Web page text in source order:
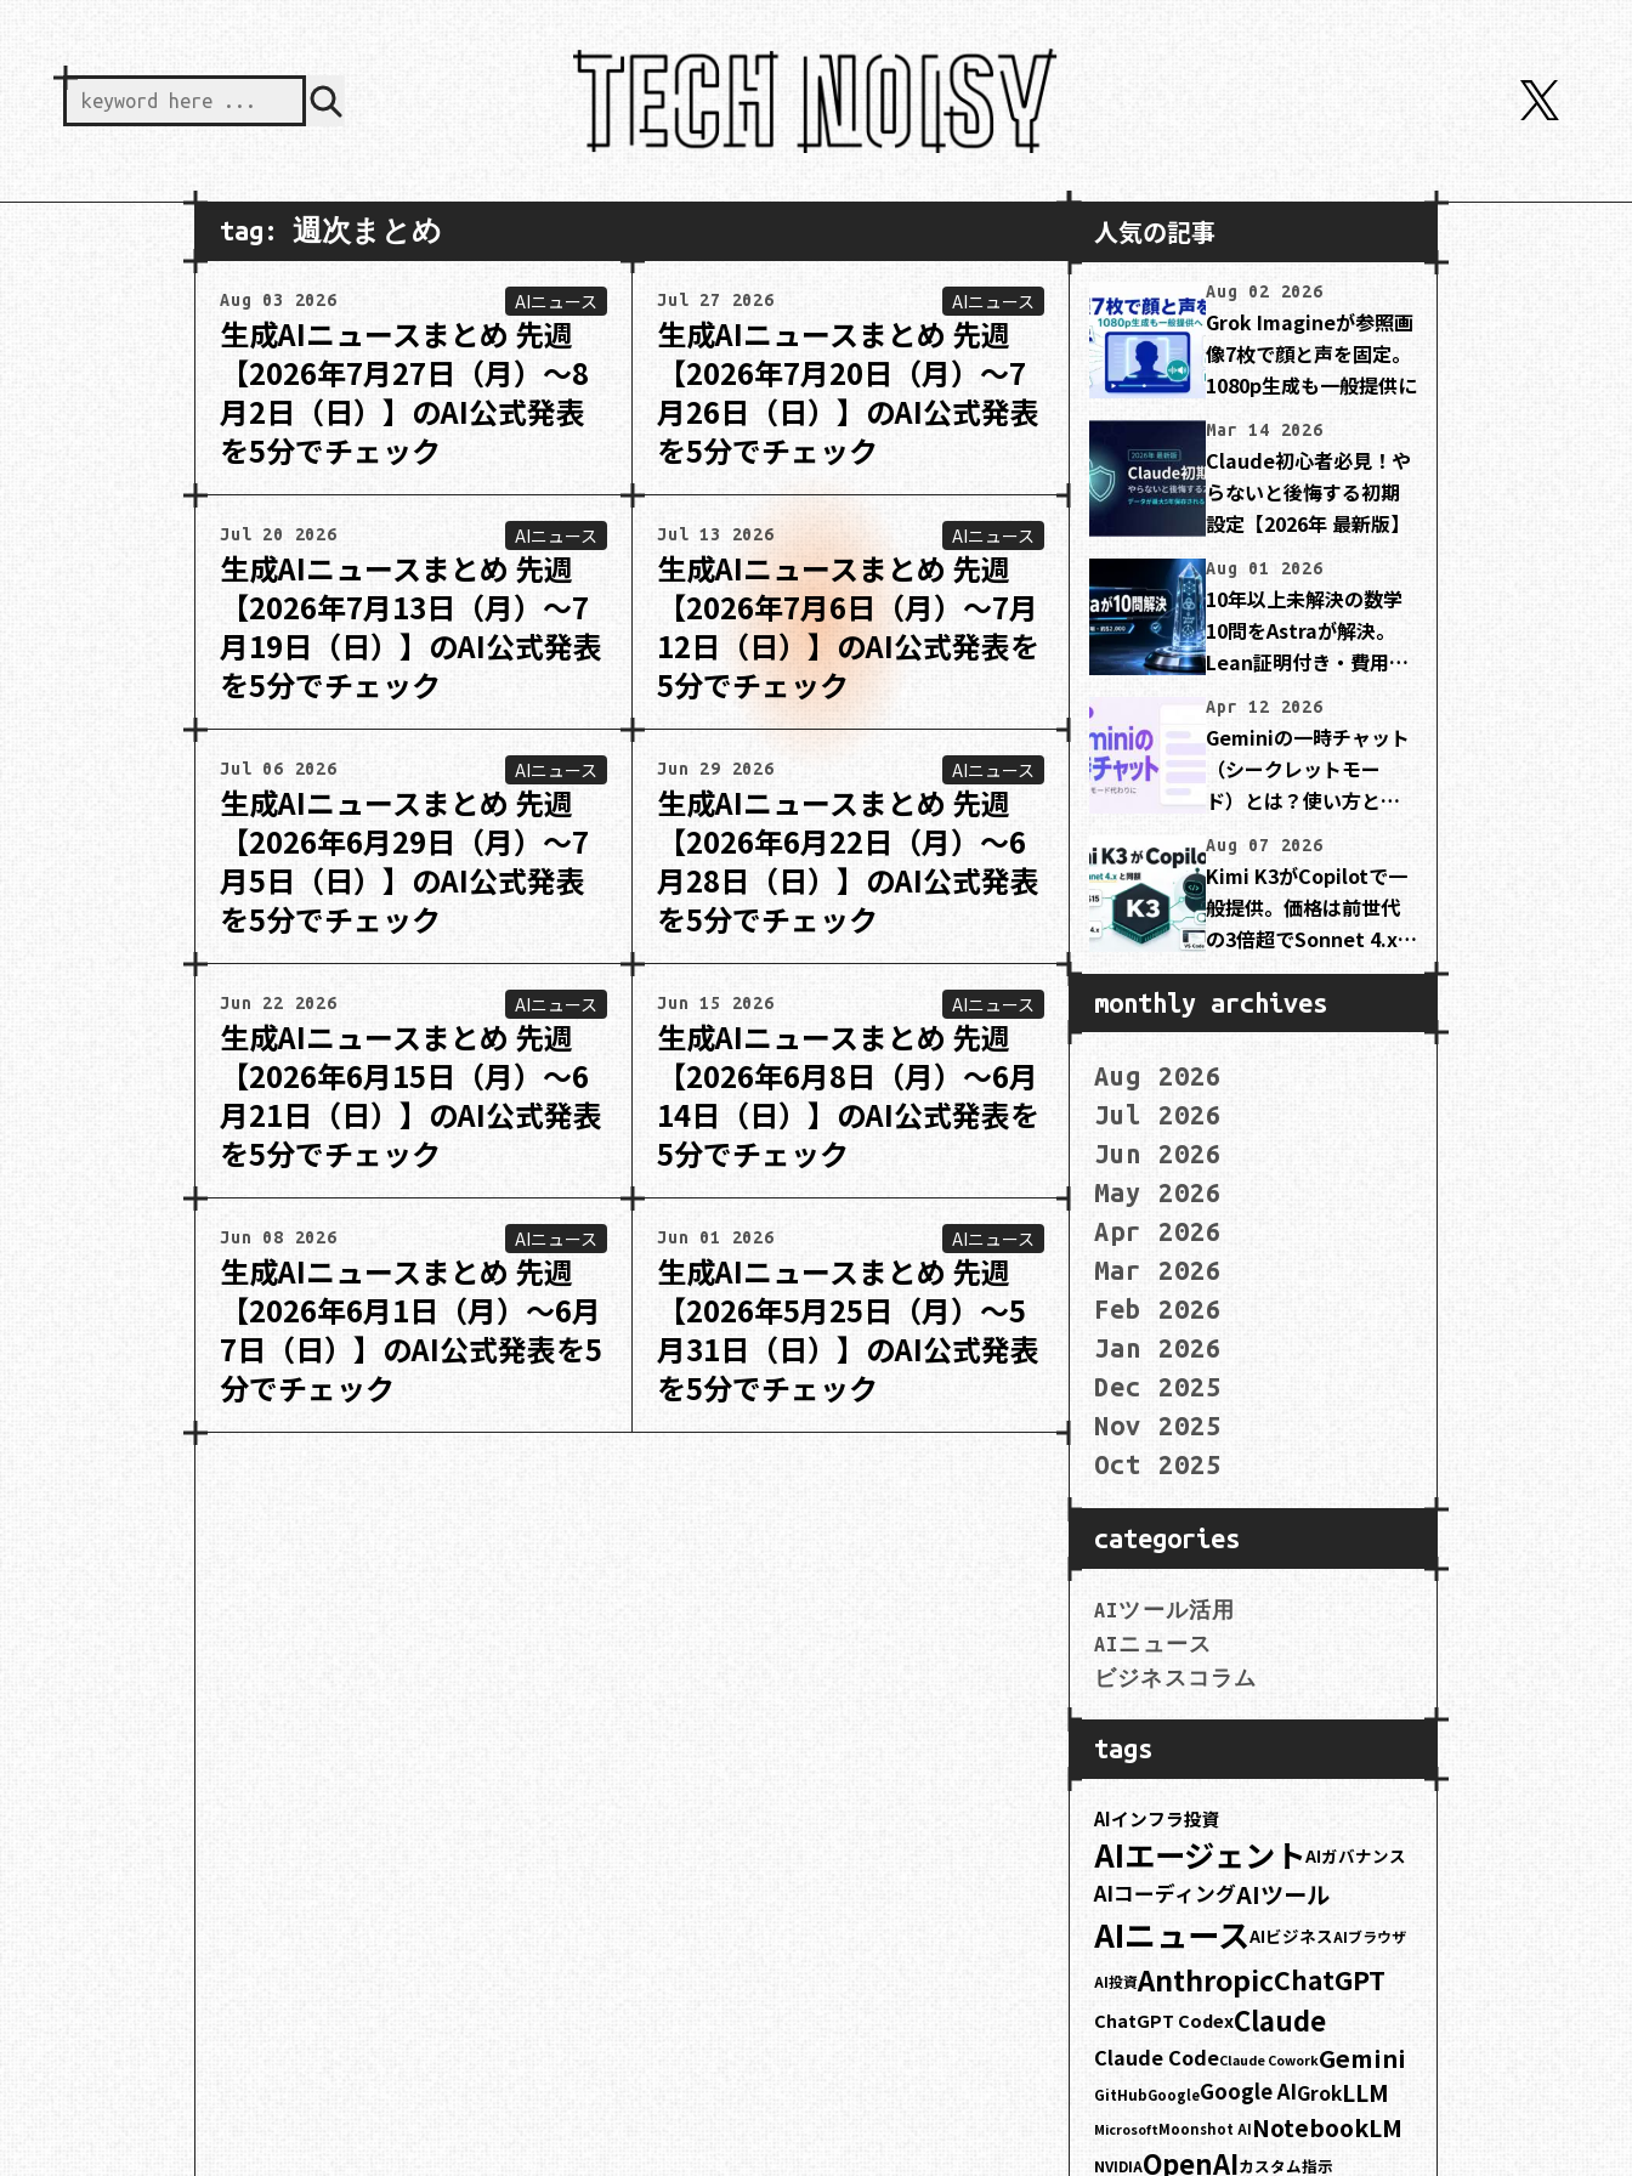
keyword here ...
tag: 週次まとめ
Aug 03 2026 AIニュース
生成AIニュースまとめ 先週
【2026年7月27日（月）〜8
月2日（日）】のAI公式発表
を5分でチェック
Jul 27 2026 AIニュース
生成AIニュースまとめ 先週
【2026年7月20日（月）〜7
月26日（日）】のAI公式発表
を5分でチェック
Jul 20 2026 AIニュース
生成AIニュースまとめ 先週
【2026年7月13日（月）〜7
月19日（日）】のAI公式発表
を5分でチェック
Jul 13 2026 AIニュース
生成AIニュースまとめ 先週
【2026年7月6日（月）〜7月
12日（日）】のAI公式発表を
5分でチェック
Jul 06 2026 AIニュース
生成AIニュースまとめ 先週
【2026年6月29日（月）〜7
月5日（日）】のAI公式発表
を5分でチェック
Jun 29 2026 AIニュース
生成AIニュースまとめ 先週
【2026年6月22日（月）〜6
月28日（日）】のAI公式発表
を5分でチェック
Jun 22 2026 AIニュース
生成AIニュースまとめ 先週
【2026年6月15日（月）〜6
月21日（日）】のAI公式発表
を5分でチェック
Jun 15 2026 AIニュース
生成AIニュースまとめ 先週
【2026年6月8日（月）〜6月
14日（日）】のAI公式発表を
5分でチェック
Jun 08 2026 AIニュース
生成AIニュースまとめ 先週
【2026年6月1日（月）〜6月
7日（日）】のAI公式発表を5
分でチェック
Jun 01 2026 AIニュース
生成AIニュースまとめ 先週
【2026年5月25日（月）〜5
月31日（日）】のAI公式発表
を5分でチェック
人気の記事
Aug 02 2026
Grok Imagineが参照画
像7枚で顔と声を固定。
1080p生成も一般提供に
Mar 14 2026
Claude初心者必見！や
らないと後悔する初期
設定【2026年 最新版】
Aug 01 2026
10年以上未解決の数学
10問をAstraが解決。
Lean証明付き・費用は
Apr 12 2026
Geminiの一時チャット
（シークレットモー
ド）とは？使い方と注
説
Aug 07 2026
Kimi K3がCopilotで一
般提供。価格は前世代
の3倍超でSonnet 4.xと
同額
monthly archives
Aug 2026
Jul 2026
Jun 2026
May 2026
Apr 2026
Mar 2026
Feb 2026
Jan 2026
Dec 2025
Nov 2025
Oct 2025
categories
AIツール活用
AIニュース
ビジネスコラム
tags
AIインフラ投資
AIエージェントAIガバナンス
AIコーディングAIツール
AIニュースAIビジネスAIブラウザ
AI投資AnthropicChatGPT
ChatGPT CodexClaude
Claude CodeClaude CoworkGemini
GitHubGoogleGoogle AIGrokLLM
MicrosoftMoonshot AINotebookLM
NVIDIAOpenAIカスタム指示